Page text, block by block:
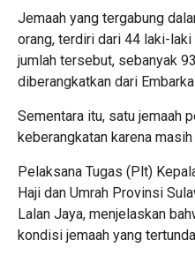
Jemaah yang tergabung
orang, terdiri dari 44 laki-
jumlah tersebut, sebanyak
diberangkatkan dari
Sementara itu, satu jemaah
keberangkatan karena
Pelaksana Tugas (Plt)
Haji dan Umrah Provinsi
Lalan Jaya, menjelaskan
kondisi jemaah yang